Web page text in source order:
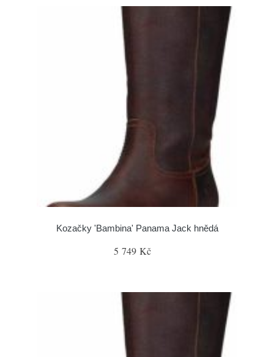
Kozačky 'Bambina' Panama Jack hnědá
5 749 Kč